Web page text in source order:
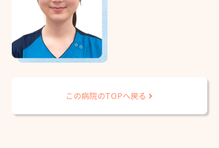
この病院のTOPへ戻る